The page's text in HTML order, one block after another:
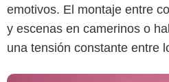
emotivos. El montaje entre
y escenas en camerinos o
una tensión constante entre